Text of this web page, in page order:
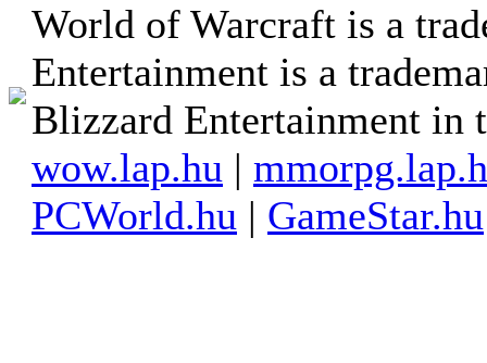
World of Warcraft is a
Entertainment is a
Blizzard Entertainment in
wow.lap.hu |
PCWorld.hu | GameStar.hu